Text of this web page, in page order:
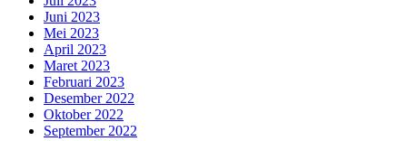
Juni 2023
Mei 2023
April 2023
Maret 2023
Februari 2023
Desember 2022
Oktober 2022
September 2022